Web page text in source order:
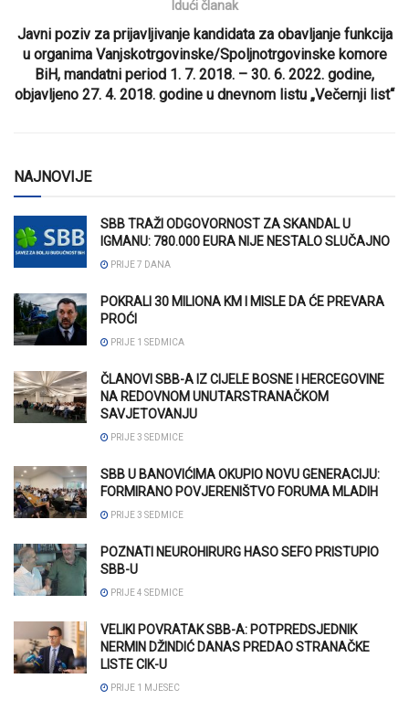
Idući članak
Javni poziv za prijavljivanje kandidata za obavljanje funkcija
u organima Vanjskotrgovinske/Spoljnotrgovinske komore
BiH, mandatni period 1. 7. 2018. – 30. 6. 2022. godine,
objavljeno 27. 4. 2018. godine u dnevnom listu „Večernji list“
NAJNOVIJE
SBB TRAŽI ODGOVORNOST ZA SKANDAL U
IGMANU: 780.000 EURA NIJE NESTALO SLUČAJNO
PRIJE 7 DANA
POKRALI 30 MILIONA KM I MISLE DA ĆE PREVARA
PROĆI
PRIJE 1 SEDMICA
ČLANOVI SBB-A IZ CIJELE BOSNE I HERCEGOVINE
NA REDOVNOM UNUTARSTRANAČKOM
SAVJETOVANJU
PRIJE 3 SEDMICE
SBB U BANOVIĆIMA OKUPIO NOVU GENERACIJU:
FORMIRANO POVJERENIŠTVO FORUMA MLADIH
PRIJE 3 SEDMICE
POZNATI NEUROHIRURG HASO SEFO PRISTUPIO
SBB-U
PRIJE 4 SEDMICE
VELIKI POVRATAK SBB-A: POTPREDSJEDNIK
NERMIN DŽINDIĆ DANAS PREDAO STRANAČKE
LISTE CIK-U
PRIJE 1 MJESEC